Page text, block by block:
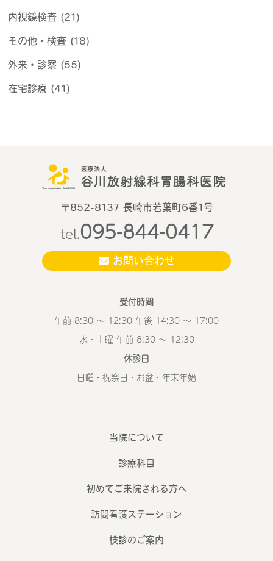
内視鏡検査 (21)
その他・検査 (18)
外来・診察 (55)
在宅診療 (41)
〒852-8137 長崎市若葉町6番1号
tel.095-844-0417
お問い合わせ
受付時間
午前 8:30 ～ 12:30 午後 14:30 ～ 17:00
水・土曜 午前 8:30 ～ 12:30
休診日
日曜・祝祭日・お盆・年末年始
当院について
診療科目
初めてご来院される方へ
訪問看護ステーション
検診のご案内